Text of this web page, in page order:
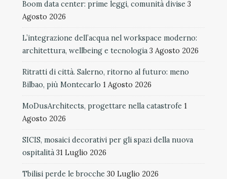
Boom data center: prime leggi, comunità divise 3
Agosto 2026
L’integrazione dell’acqua nel workspace moderno:
architettura, wellbeing e tecnologia 3 Agosto 2026
Ritratti di città. Salerno, ritorno al futuro: meno
Bilbao, più Montecarlo 1 Agosto 2026
MoDusArchitects, progettare nella catastrofe 1
Agosto 2026
SICIS, mosaici decorativi per gli spazi della nuova
ospitalità 31 Luglio 2026
Tbilisi perde le brocche 30 Luglio 2026